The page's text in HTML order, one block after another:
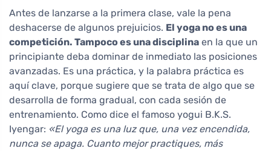
Antes de lanzarse a la primera clase, vale la pena
deshacerse de algunos prejuicios. El yoga no es una
competición. Tampoco es una disciplina en la que un
principiante deba dominar de inmediato las posiciones
avanzadas. Es una práctica, y la palabra práctica es
aquí clave, porque sugiere que se trata de algo que se
desarrolla de forma gradual, con cada sesión de
entrenamiento. Como dice el famoso yogui B.K.S.
Iyengar: «El yoga es una luz que, una vez encendida,
nunca se apaga. Cuanto mejor practiques, más